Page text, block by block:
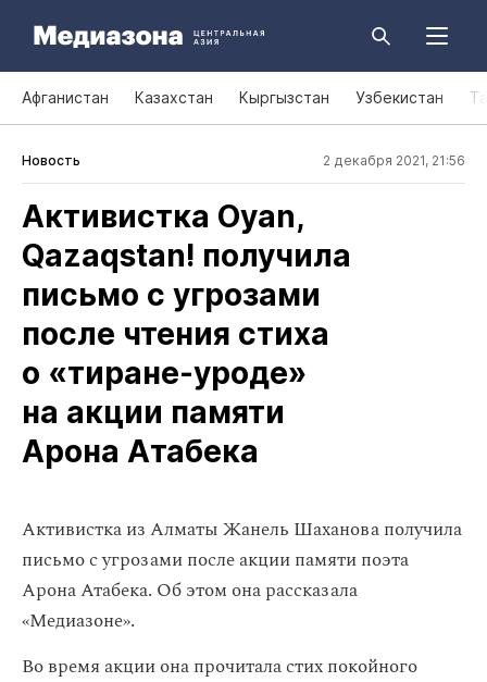
Афганистан Казахстан Кыргызстан Узбекистан
Новость 2 декабря 2021, 21:56
Активистка Oyan,
Qazaqstan! получила
письмо с угрозами
после чтения стиха
о «тиране‑уроде»
на акции памяти
Арона Атабека
Активистка из Алматы Жанель Шаханова получила
письмо с угрозами после акции памяти поэта
Арона Атабека. Об этом она рассказала
«Медиазоне».
Во время акции она прочитала стих покойного